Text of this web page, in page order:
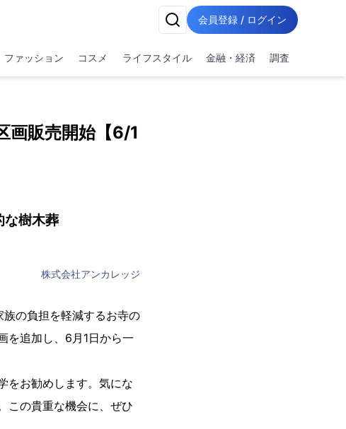
会員登録 / ログイン
ファッション コスメ ライフスタイル 金融・経済 調査
画販売開始【6/1
な樹木葬
株式会社アンカレッジ
の負担を軽減するお寺の
を追加し、6月1日から一
をお勧めします。気にな
この貴重な機会に、ぜひ